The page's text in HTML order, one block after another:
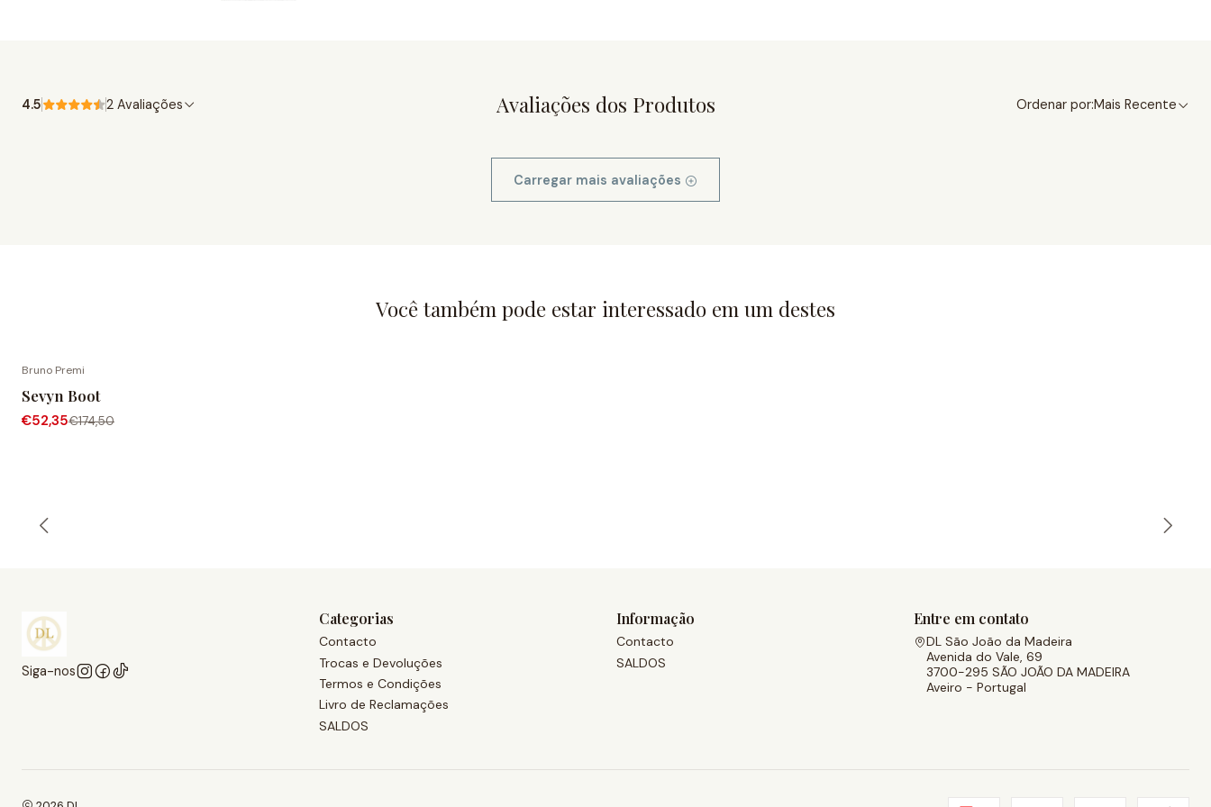
Avaliações dos Produtos
4.5 2 Avaliações Ordenar por:Mais Recente
Carregar mais avaliações
Você também pode estar interessado em um destes
Bruno Premi
Sevyn Boot
€52,35€174,50
Siga-nos
Categorias
Contacto
Trocas e Devoluções
Termos e Condições
Livro de Reclamações
SALDOS
Informação
Contacto
SALDOS
Entre em contato
DL São João da Madeira
Avenida do Vale, 69
3700-295 SÃO JOÃO DA MADEIRA
Aveiro - Portugal